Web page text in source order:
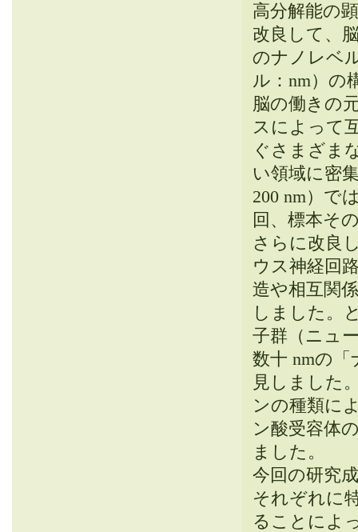
高分解能の
改良して、
のナノレベ
ル：nm）の
脳の働きの
スによって
ぐさまざま
い領域に密
200 nm）で
回、標本そ
さらに改良
ウス神経回
造や相互関
しました。
子群（ニュ
数十 nmの
見しました
ンの種類に
ン酸受容体
ました。
今回の研究
それぞれに
ることによ